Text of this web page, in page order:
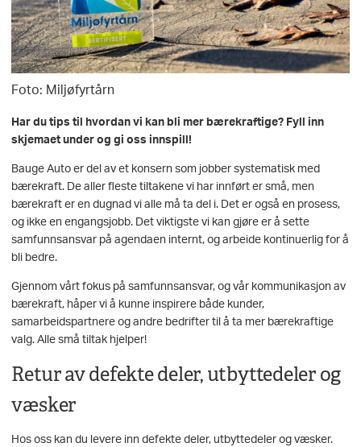
Foto: Miljøfyrtårn
Har du tips til hvordan vi kan bli mer bærekraftige? Fyll inn
skjemaet under og gi oss innspill!
Bauge Auto er del av et konsern som jobber systematisk med
bærekraft. De aller fleste tiltakene vi har innført er små, men
bærekraft er en dugnad vi alle må ta del i. Det er også en prosess,
og ikke en engangsjobb. Det viktigste vi kan gjøre er å sette
samfunnsansvar på agendaen internt, og arbeide kontinuerlig for å
bli bedre.
Gjennom vårt fokus på samfunnsansvar, og vår kommunikasjon av
bærekraft, håper vi å kunne inspirere både kunder,
samarbeidspartnere og andre bedrifter til å ta mer bærekraftige
valg. Alle små tiltak hjelper!
Retur av defekte deler, utbyttedeler og
væsker
Hos oss kan du levere inn defekte deler, utbyttedeler og væsker.